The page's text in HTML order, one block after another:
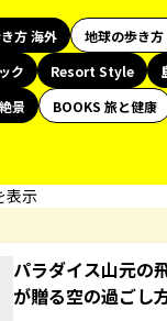
方 海外 地球の歩き方
ク
Resort Style
景
BOOKS 旅と健康
表示
パラダイス山元の
が贈る空の過ごし